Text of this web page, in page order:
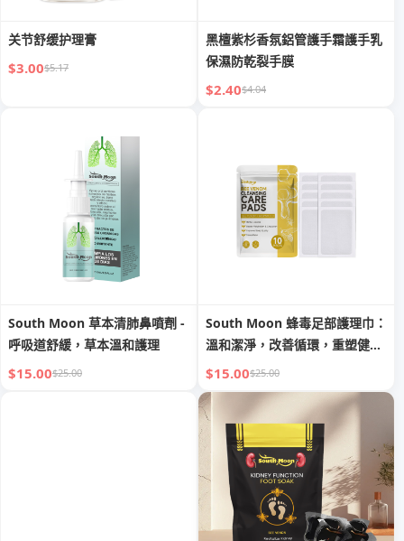
关节舒缓护理膏
$3.00$5.17
黑檀紫杉香氛鋁管護手霜護手乳
保濕防乾裂手膜
$2.40$4.04
South Moon 草本清肺鼻噴劑 -
呼吸道舒緩，草本溫和護理
$15.00$25.00
South Moon 蜂毒足部護理巾：
溫和潔淨，改善循環，重塑健康
足部
$15.00$25.00